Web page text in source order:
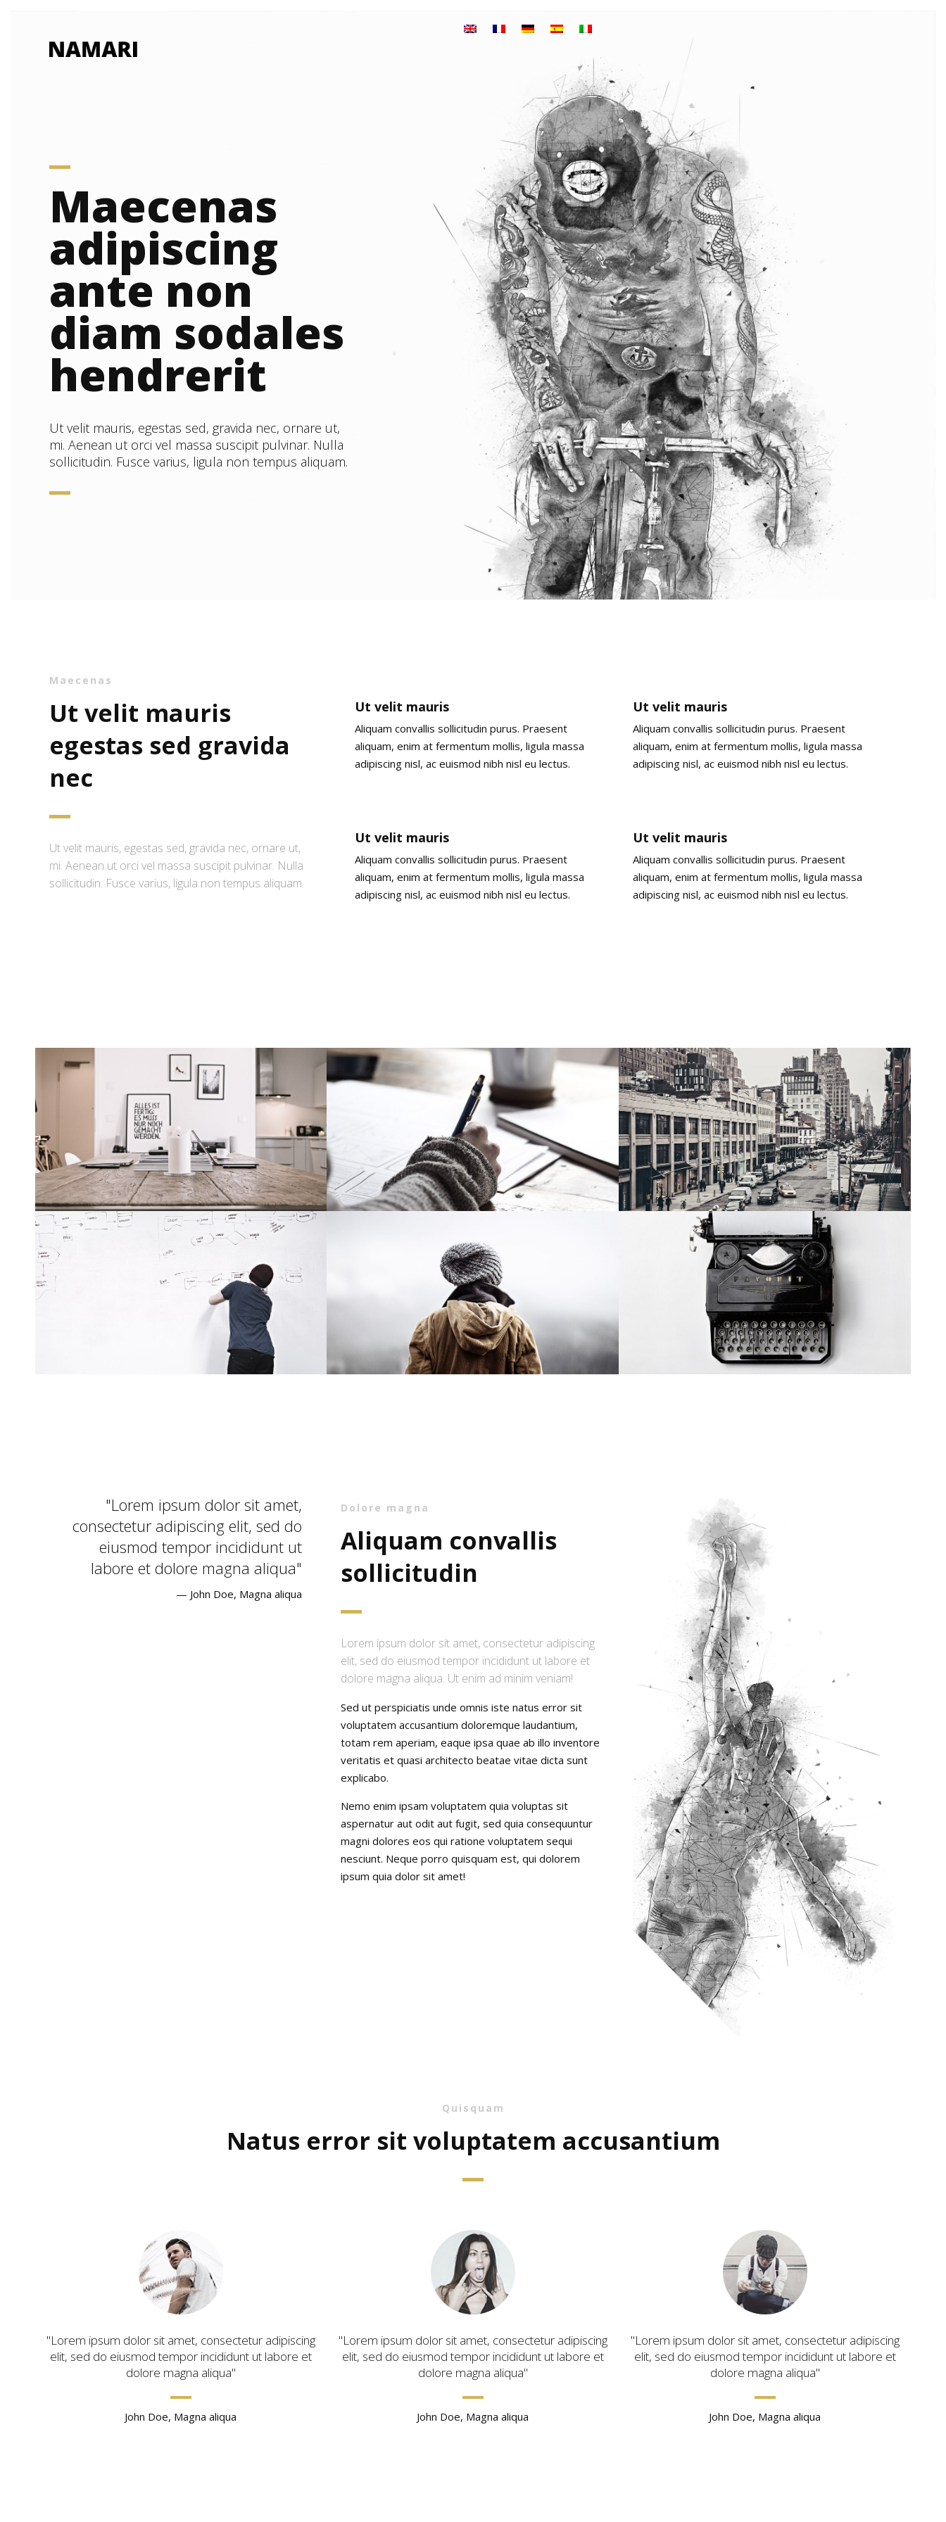
Maecenas
adipiscing
ante non
diam sodales
hendrerit
Ut velit mauris, egestas sed, gravida nec, ornare ut,
mi. Aenean ut orci vel massa suscipit pulvinar. Nulla
sollicitudin. Fusce varius, ligula non tempus aliquam.
Maecenas
Ut velit mauris
egestas sed gravida
nec
Ut velit mauris, egestas sed, gravida nec, ornare ut,
mi. Aenean ut orci vel massa suscipit pulvinar. Nulla
sollicitudin. Fusce varius, ligula non tempus aliquam.
Ut velit mauris
Aliquam convallis sollicitudin purus. Praesent
aliquam, enim at fermentum mollis, ligula massa
adipiscing nisl, ac euismod nibh nisl eu lectus.
Ut velit mauris
Aliquam convallis sollicitudin purus. Praesent
aliquam, enim at fermentum mollis, ligula massa
adipiscing nisl, ac euismod nibh nisl eu lectus.
Ut velit mauris
Aliquam convallis sollicitudin purus. Praesent
aliquam, enim at fermentum mollis, ligula massa
adipiscing nisl, ac euismod nibh nisl eu lectus.
Ut velit mauris
Aliquam convallis sollicitudin purus. Praesent
aliquam, enim at fermentum mollis, ligula massa
adipiscing nisl, ac euismod nibh nisl eu lectus.
Lorem ipsum dolor sit amet,
consectetur adipiscing elit, sed do
eiusmod tempor incididunt ut
labore et dolore magna aliqua
— John Doe, Magna aliqua
Dolore magna
Aliquam convallis
sollicitudin
Lorem ipsum dolor sit amet, consectetur adipiscing
elit, sed do eiusmod tempor incididunt ut labore et
dolore magna aliqua. Ut enim ad minim veniam!
Sed ut perspiciatis unde omnis iste natus error sit
voluptatem accusantium doloremque laudantium,
totam rem aperiam, eaque ipsa quae ab illo inventore
veritatis et quasi architecto beatae vitae dicta sunt
explicabo.
Nemo enim ipsam voluptatem quia voluptas sit
aspernatur aut odit aut fugit, sed quia consequuntur
magni dolores eos qui ratione voluptatem sequi
nesciunt. Neque porro quisquam est, qui dolorem
ipsum quia dolor sit amet!
Quisquam
Natus error sit voluptatem accusantium
Lorem ipsum dolor sit amet, consectetur adipiscing
elit, sed do eiusmod tempor incididunt ut labore et
dolore magna aliqua
John Doe, Magna aliqua
Lorem ipsum dolor sit amet, consectetur adipiscing
elit, sed do eiusmod tempor incididunt ut labore et
dolore magna aliqua
John Doe, Magna aliqua
Lorem ipsum dolor sit amet, consectetur adipiscing
elit, sed do eiusmod tempor incididunt ut labore et
dolore magna aliqua
John Doe, Magna aliqua